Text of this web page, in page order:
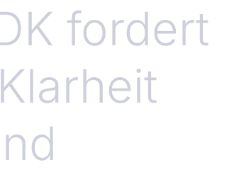
fordert